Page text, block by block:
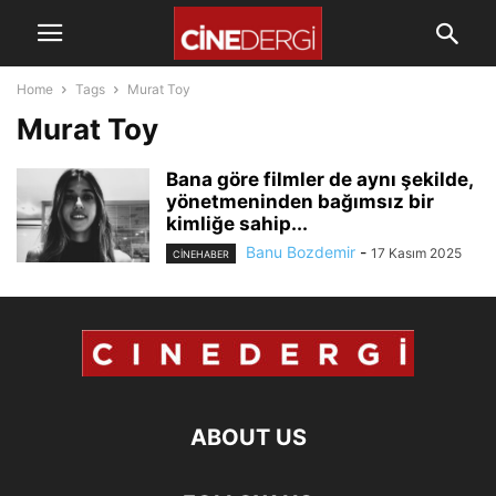
Home Tags Murat Toy
Murat Toy
Bana göre filmler de aynı şekilde,
yönetmeninden bağımsız bir
kimliğe sahip...
CINEHABER Banu Bozdemir - 17 Kasım 2025
ABOUT US